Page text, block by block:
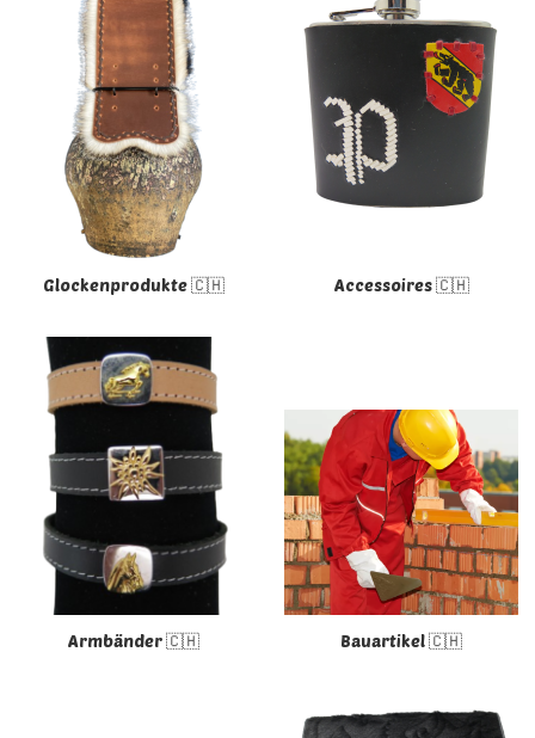
Glockenprodukte 🇨🇭 Accessoires 🇨🇭
Armbänder 🇨🇭 Bauartikel 🇨🇭